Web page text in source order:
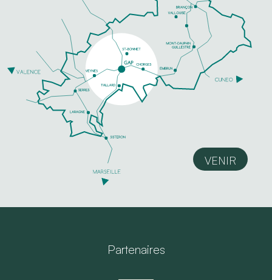
VENIR
Partenaires